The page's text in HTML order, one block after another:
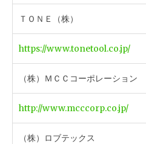
ＴＯＮＥ（株）
https://www.tonetool.co.jp/
（株）ＭＣＣコーポレーション
http://www.mcccorp.co.jp/
（株）ロブテックス